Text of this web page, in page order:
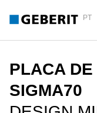
PT
PLACA
SIGMA70